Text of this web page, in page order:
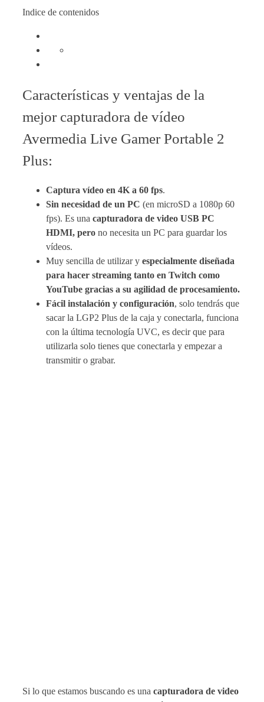
Indice de contenidos
Características y ventajas de la
mejor capturadora de vídeo
Avermedia Live Gamer Portable 2
Plus:
Captura vídeo en 4K a 60 fps.
Sin necesidad de un PC (en microSD a 1080p 60
fps). Es una capturadora de video USB PC
HDMI, pero no necesita un PC para guardar los
vídeos.
Muy sencilla de utilizar y especialmente diseñada
para hacer streaming tanto en Twitch como
YouTube gracias a su agilidad de procesamiento.
Fácil instalación y configuración, solo tendrás que
sacar la LGP2 Plus de la caja y conectarla, funciona
con la última tecnología UVC, es decir que para
utilizarla solo tienes que conectarla y empezar a
transmitir o grabar.
Si lo que estamos buscando es una capturadora de video